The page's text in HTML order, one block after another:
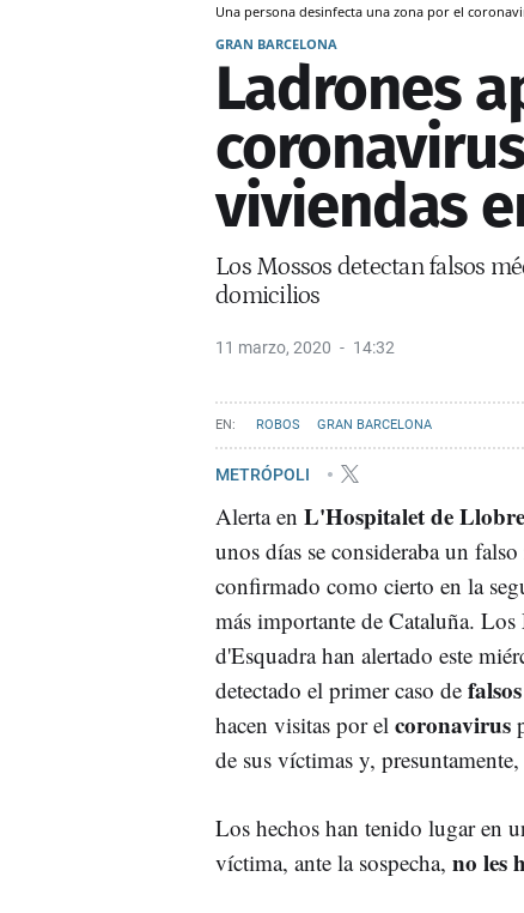
Una persona desinfecta una zona por el
GRAN BARCELONA
Ladrones
viviendas
Los Mossos detectan falsos
domicilios
11 marzo, 2020 14:32
ROBOS GRAN BARCELONA
METRÓPOLI
Alerta en L'Hospitalet de
unos días se consideraba un
confirmado como cierto en la
más importante de Cataluña. Los
d'Esquadra han alertado este
detectado el primer caso de
hacen visitas por el coronavirus
de sus víctimas y,
Los hechos han tenido lugar en
víctima, ante la sospecha, no les